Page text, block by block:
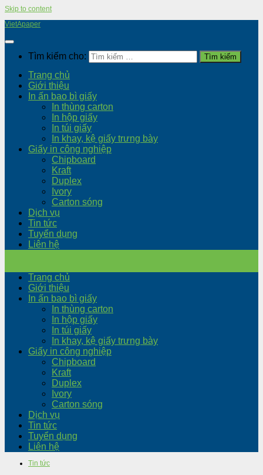
Skip to content
VietApaper
Tìm kiếm cho:
Trang chủ
Giới thiệu
In ấn bao bì giấy
In thùng carton
In hộp giấy
In túi giấy
In khay, kệ giấy trưng bày
Giấy in công nghiệp
Chipboard
Kraft
Duplex
Ivory
Carton sóng
Dịch vụ
Tin tức
Tuyển dụng
Liên hệ
Trang chủ
Giới thiệu
In ấn bao bì giấy
In thùng carton
In hộp giấy
In túi giấy
In khay, kệ giấy trưng bày
Giấy in công nghiệp
Chipboard
Kraft
Duplex
Ivory
Carton sóng
Dịch vụ
Tin tức
Tuyển dụng
Liên hệ
Tin tức